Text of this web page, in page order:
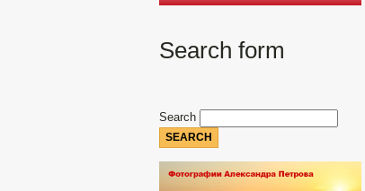
Search form
Search